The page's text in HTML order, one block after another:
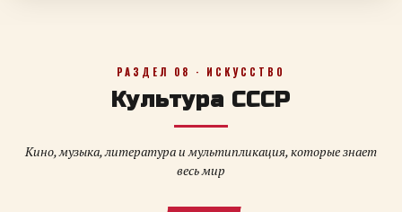
РАЗДЕЛ 08 · ИСКУССТВО
Культура СССР
Кино, музыка, литература и мультипликация, которые знает
весь мир